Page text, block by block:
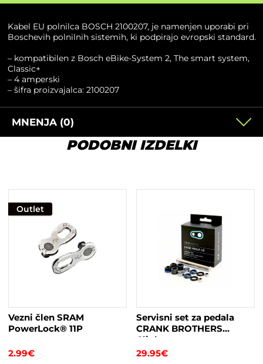
Kabel EU polnilca BOSCH 2100207, je namenjen uporabi pri
Boschevih polnilnih sistemih, ki podpirajo evropski standard.
– kompatibilen z Bosch eBike-System 2, The smart system,
Classic+
– 4 amperski
– šifra proizvajalca: 2100207
MNENJA (0)
PODOBNI IZDELKI
Outlet
Vezni člen SRAM
PowerLock® 11P
2.99€
Servisni set za pedala
CRANK BROTHERS
Clipless
29.95€